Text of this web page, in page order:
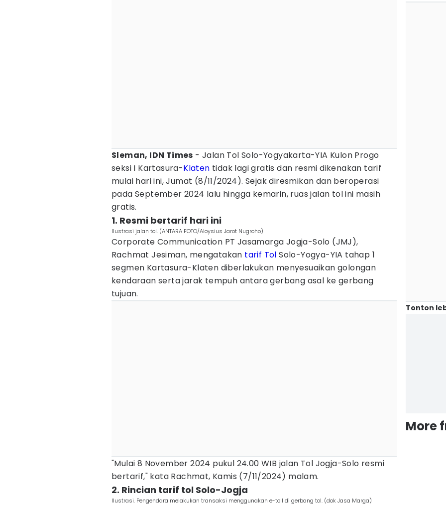
Sleman, IDN Times - Jalan Tol Solo-Yogyakarta-YIA Kulon Progo
seksi I Kartasura-Klaten tidak lagi gratis dan resmi dikenakan tarif
mulai hari ini, Jumat (8/11/2024). Sejak diresmikan dan beroperasi
pada September 2024 lalu hingga kemarin, ruas jalan tol ini masih
gratis.
1. Resmi bertarif hari ini
Ilustrasi jalan tol. (ANTARA FOTO/Aloysius Jarot Nugroho)
Corporate Communication PT Jasamarga Jogja-Solo (JMJ),
Rachmat Jesiman, mengatakan tarif Tol Solo-Yogya-YIA tahap 1
segmen Kartasura-Klaten diberlakukan menyesuaikan golongan
kendaraan serta jarak tempuh antara gerbang asal ke gerbang
tujuan.
"Mulai 8 November 2024 pukul 24.00 WIB jalan Tol Jogja-Solo resmi
bertarif," kata Rachmat, Kamis (7/11/2024) malam.
2. Rincian tarif tol Solo-Jogja
Ilustrasi. Pengendara melakukan transaksi menggunakan e-toll di gerbang tol. (dok Jasa Marga)
Tonton
More